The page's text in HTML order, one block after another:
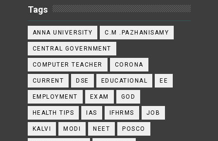
Tags
ANNA UNIVERSITY C.M .PAZHANISAMY
CENTRAL GOVERNMENT
COMPUTER TEACHER CORONA
CURRENT DSE EDUCATIONAL EE
EMPLOYMENT EXAM GOD
HEALTH TIPS IAS IFHRMS JOB
KALVI MODI NEET POSCO